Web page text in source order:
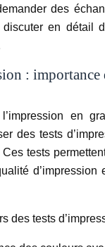
des
en détail
: importance
en
des tests
tests
d’impression
des tests